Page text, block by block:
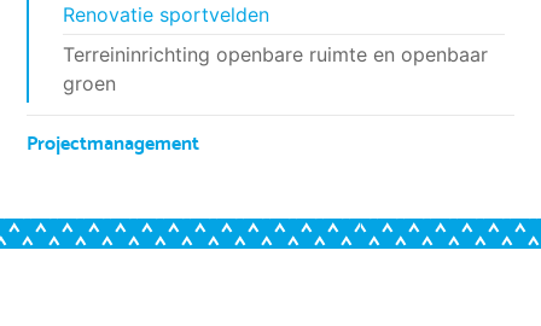
Renovatie sportvelden
Terreininrichting openbare ruimte en openbaar
groen
Projectmanagement